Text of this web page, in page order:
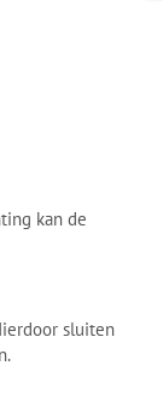
kan de
sluiten